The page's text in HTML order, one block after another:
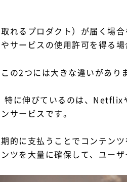
れるプロダクト）が届く場
サービスの使用許可を得る場
の2つには大きな違いがあり
特に伸びているのは、
サービスです。
的に支払うことでコンテン
ツを大量に確保して、ユーザ